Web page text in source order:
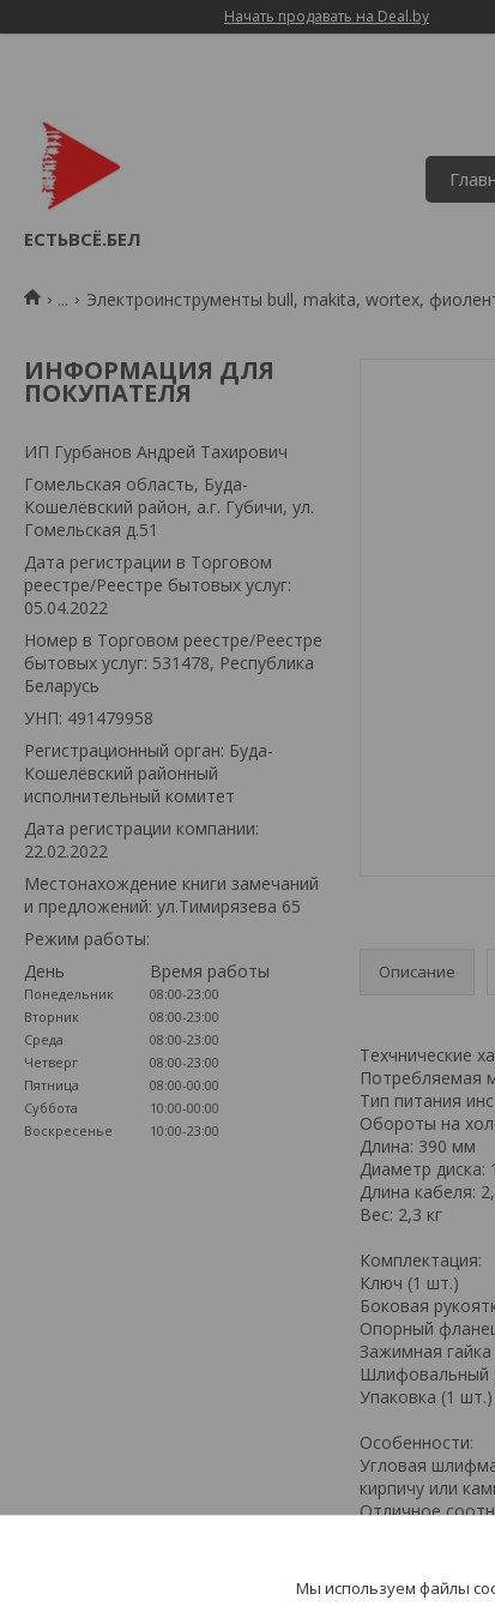
Начать продавать на Deal.by
ЕСТЬВСЁ.БЕЛ
... Электроинструменты bull, makita, wortex,
ИНФОРМАЦИЯ ДЛЯ
ПОКУПАТЕЛЯ
ИП Гурбанов Андрей Тахирович
Гомельская область, Буда-
Кошелёвский район, а.г. Губичи, ул.
Гомельская д.51
Дата регистрации в Торговом
реестре/Реестре бытовых услуг:
05.04.2022
Номер в Торговом реестре/Реестре
бытовых услуг: 531478, Республика
Беларусь
УНП: 491479958
Регистрационный орган: Буда-
Кошелёвский районный
исполнительный комитет
Дата регистрации компании:
22.02.2022
Местонахождение книги замечаний
и предложений: ул.Тимирязева 65
Режим работы:
День
Время работы
Понедельник
08:00-23:00
Вторник
08:00-23:00
Среда
08:00-23:00
Четверг
08:00-23:00
Пятница
08:00-00:00
Суббота
10:00-00:00
Воскресенье
10:00-23:00
Описание
Техчнические
Потребляемая
Тип питания
Обороты на
Длина: 390 мм
Диаметр диска:
Длина кабеля:
Вес: 2,3 кг
Комплектация:
Ключ (1 шт.)
Боковая
Опорный
Зажимная
Шлифовальный
Упаковка (1 шт.)
Особенности:
Угловая
кирпичу или
Отличное
Установка
Фиксация
Мы используем файлы